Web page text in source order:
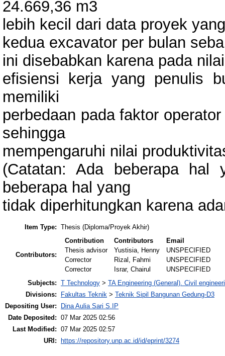
24.669,36 m3
lebih kecil dari data proyek
kedua excavator per bulan
ini disebabkan karena pada nilai
efisiensi kerja yang penulis
memiliki
perbedaan pada faktor
sehingga
mempengaruhi nilai
(Catatan: Ada beberapa hal
beberapa hal yang
tidak diperhitungkan karena
Item Type: Thesis (Diploma/Proyek Akhir)
Contributors:
Contribution Contributors
Email
Thesis advisor
Yustisia, Henny
UNSPECIFIED
Corrector
Rizal, Fahmi
UNSPECIFIED
Corrector
Israr, Chairul
UNSPECIFIED
Subjects: T Technology > TA Engineering (General). Civil
Divisions:
Fakultas Teknik > Teknik Sipil Bangunan Gedung-D3
Depositing User:
Dina Aulia Sari S.IP
Date Deposited: 07 Mar 2025 02:56
Last Modified: 07 Mar 2025 02:57
URI:
https://repository.unp.ac.id/id/eprint/3274